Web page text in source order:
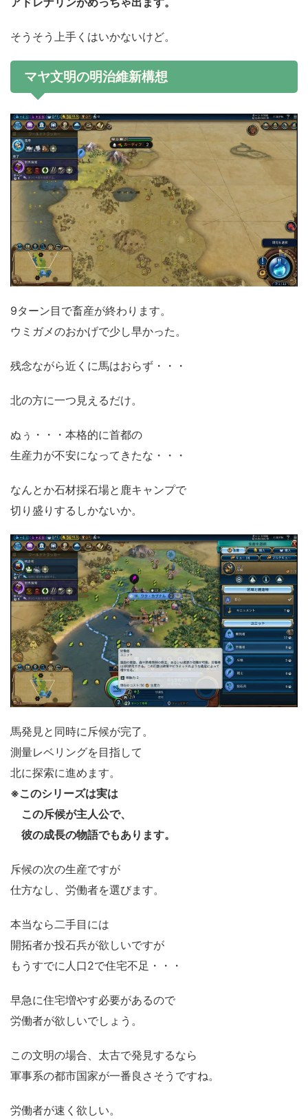
そうそう上手くはいかないけど。
マヤ文明の明治維新構想
9ターン目で畜産が終わります。
ウミガメのおかげで少し早かった。
残念ながら近くに馬はおらず・・・
北の方に一つ見えるだけ。
ぬぅ・・・本格的に首都の
生産力が不安になってきたな・・・
なんとか石材採石場と鹿キャンプで
切り盛りするしかないか。
馬発見と同時に斥候が完了。
測量レベリングを目指して
北に探索に進めます。
※このシリーズは実は
この斥候が主人公で、
彼の成長の物語でもあります。
斥候の次の生産ですが
仕方なし、労働者を選びます。
本当なら二手目には
開拓者か投石兵が欲しいですが
もうすでに人口2で住宅不足・・・
早急に住宅増やす必要があるので
労働者が欲しいでしょう。
この文明の場合、太古で発見するなら
軍事系の都市国家が一番良さそうですね。
労働者が速く欲しい。